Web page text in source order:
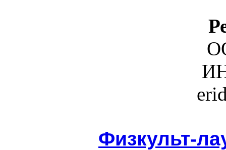
Физкульт-